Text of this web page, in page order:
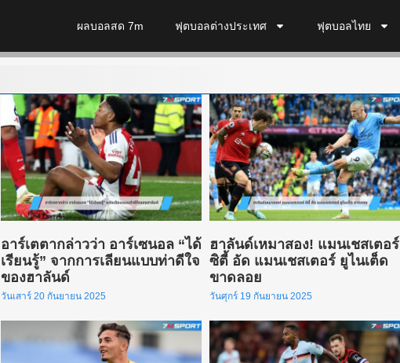
ผลบอลสด 7m ฟุตบอลต่างประเทศ ฟุตบอลไทย
อาร์เตตากล่าวว่า อาร์เซนอล “ได้
เรียนรู้” จากการเลียนแบบท่าดีใจ
ของฮาลันด์
วันเสาร์ 20 กันยายน 2025
ฮาลันด์เหมาสอง! แมนเชสเตอร์
ซิตี้ อัด แมนเชสเตอร์ ยูไนเต็ด
ขาดลอย
วันศุกร์ 19 กันยายน 2025